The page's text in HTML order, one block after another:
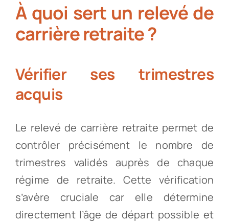
À quoi sert un relevé de
carrière retraite ?
Vérifier ses trimestres
acquis
Le relevé de carrière retraite permet de
contrôler précisément le nombre de
trimestres validés auprès de chaque
régime de retraite. Cette vérification
s’avère cruciale car elle détermine
directement l’âge de départ possible et